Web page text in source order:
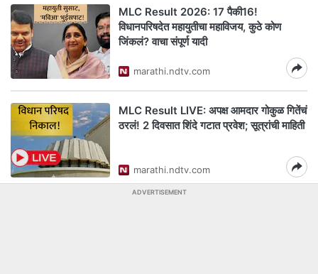
MLC Result 2026: 17 पैकी16!
विधानपरिषदेत महायुतीचा महाविजय, कुठे कोण
जिंकलं? वाचा संपूर्ण यादी
marathi.ndtv.com
MLC Result LIVE: अपक्ष आमदार गोकुळ गितेंचं
ठरलं! 2 दिवसात शिंदे गटात प्रवेश; सूत्रांची माहिती
marathi.ndtv.com
ADVERTISEMENT